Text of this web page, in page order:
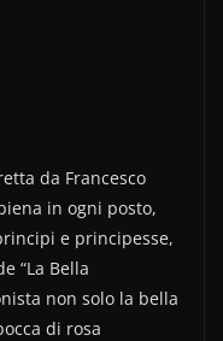
da Francesco
in ogni posto,
e principesse,
“La Bella
non solo la bella
di rosa